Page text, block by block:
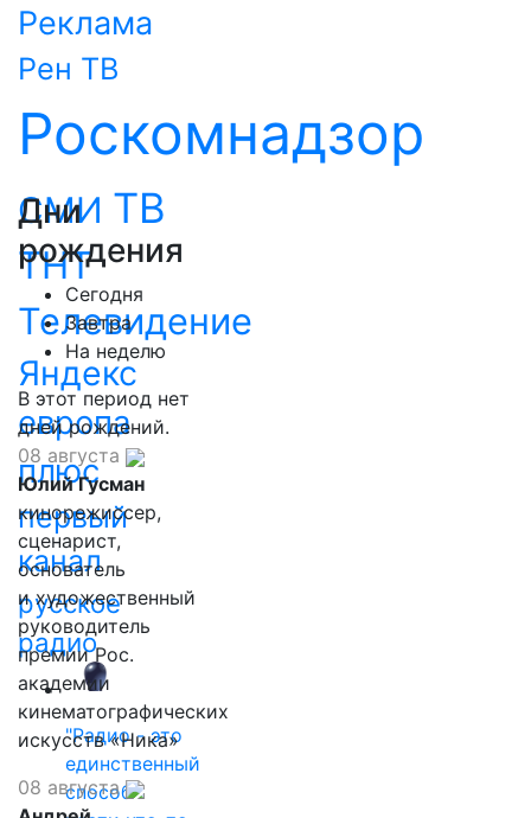
Реклама
Рен ТВ
Роскомнадзор
СМИ ТВ
ТНТ
Телевидение
Яндекс
европа
плюс
первый
канал
русское
радио
"Радио - это
единственный
способ
Дни
рождения
Сегодня
Завтра
На неделю
В этот период нет
дней рождений.
08 августа
Юлий Гусман
кинорежиссер,
сценарист,
основатель
и художественный
руководитель
премии Рос.
академии
кинематографических
искусств «Ника»
08 августа